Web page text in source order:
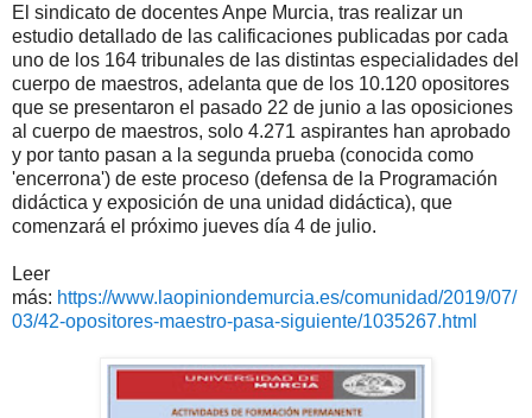
El sindicato de docentes Anpe Murcia, tras realizar un
estudio detallado de las calificaciones publicadas por cada
uno de los 164 tribunales de las distintas especialidades del
cuerpo de maestros, adelanta que de los 10.120 opositores
que se presentaron el pasado 22 de junio a las oposiciones
al cuerpo de maestros, solo 4.271 aspirantes han aprobado
y por tanto pasan a la segunda prueba (conocida como
'encerrona') de este proceso (defensa de la Programación
didáctica y exposición de una unidad didáctica), que
comenzará el próximo jueves día 4 de julio.
Leer
más: https://www.laopiniondemurcia.es/comunidad/2019/07/
03/42-opositores-maestro-pasa-siguiente/1035267.html